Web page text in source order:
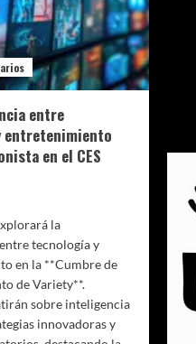
entre
entretenimiento
en el CES
la
tecnología y
en la **Cumbre de
de Variety**.
sobre inteligencia
innovadoras y